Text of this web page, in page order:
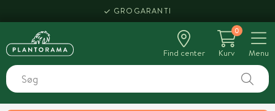
GROGARANTI
Find center
0
Kurv
Menu